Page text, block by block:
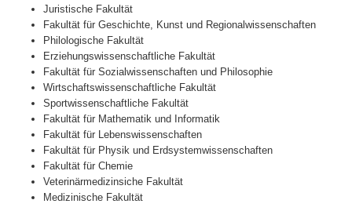
Juristische Fakultät
Fakultät für Geschichte, Kunst und Regionalwissenschaften
Philologische Fakultät
Erziehungswissenschaftliche Fakultät
Fakultät für Sozialwissenschaften und Philosophie
Wirtschaftswissenschaftliche Fakultät
Sportwissenschaftliche Fakultät
Fakultät für Mathematik und Informatik
Fakultät für Lebenswissenschaften
Fakultät für Physik und Erdsystemwissenschaften
Fakultät für Chemie
Veterinärmedizinsiche Fakultät
Medizinische Fakultät